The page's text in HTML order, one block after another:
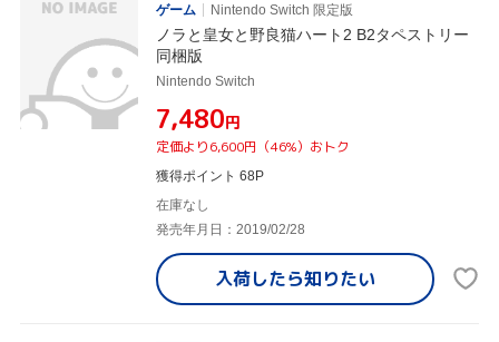
ゲーム
Nintendo Switch 限定版
ノラと皇女と野良猫ハート2 B2タペストリー
同梱版
Nintendo Switch
¥7,480円
定価より6,600円（46%）おトク
獲得ポイント 68P
在庫なし
発売年月日：2019/02/28
入荷したら知りたい